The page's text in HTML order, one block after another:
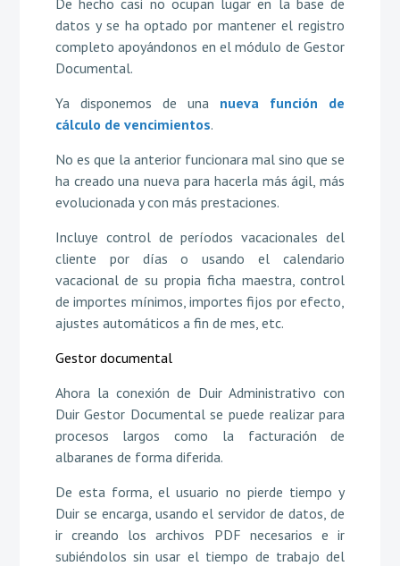
datos y se ha optado por mantener el registro
completo apoyándonos en el módulo de Gestor
Documental.
Ya disponemos de una nueva función de
cálculo de vencimientos.
No es que la anterior funcionara mal sino que se
ha creado una nueva para hacerla más ágil, más
evolucionada y con más prestaciones.
Incluye control de períodos vacacionales del
cliente por días o usando el calendario
vacacional de su propia ficha maestra, control
de importes mínimos, importes fijos por efecto,
ajustes automáticos a fin de mes, etc.
Gestor documental
Ahora la conexión de Duir Administrativo con
Duir Gestor Documental se puede realizar para
procesos largos como la facturación de
albaranes de forma diferida.
De esta forma, el usuario no pierde tiempo y
Duir se encarga, usando el servidor de datos, de
ir creando los archivos PDF necesarios e ir
subiéndolos sin usar el tiempo de trabajo del